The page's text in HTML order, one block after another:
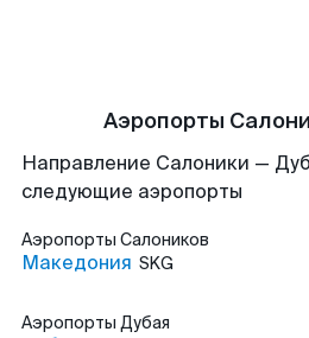
Аэропорты
Направление Салоники —
следующие аэропорты
Аэропорты Салоников
Македония SKG
Аэропорты Дубая